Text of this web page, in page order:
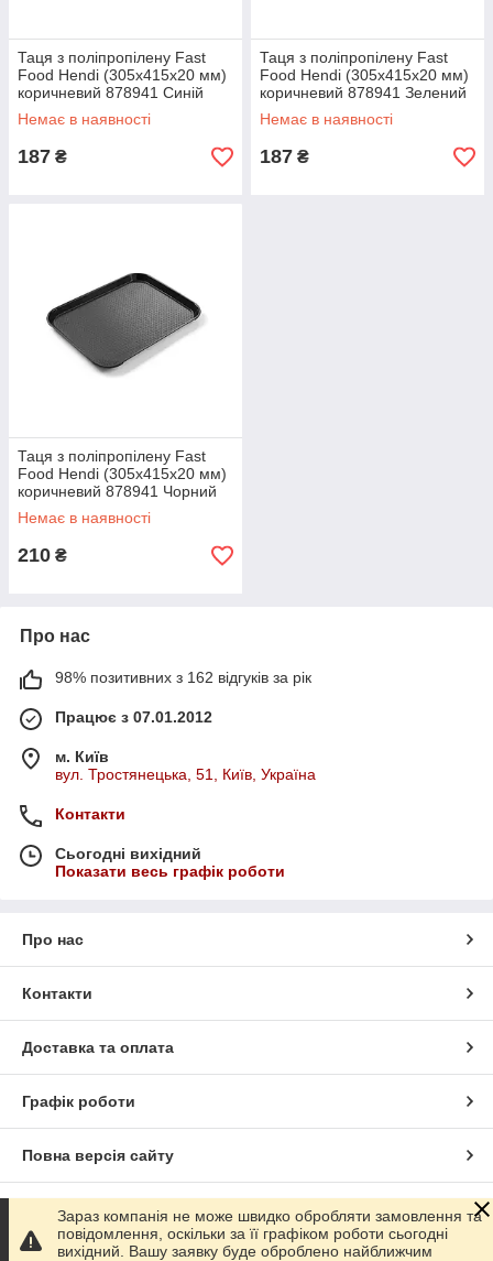
Таця з поліпропілену Fast
Food Hendi (305x415x20 мм)
коричневий 878941 Синій
Немає в наявності
187 ₴
Таця з поліпропілену Fast
Food Hendi (305x415x20 мм)
коричневий 878941 Зелений
Немає в наявності
187 ₴
Таця з поліпропілену Fast
Food Hendi (305x415x20 мм)
коричневий 878941 Чорний
Немає в наявності
210 ₴
Про нас
98% позитивних з 162 відгуків за рік
Працює з 07.01.2012
м. Київ
вул. Тростянецька, 51, Київ, Україна
Контакти
Сьогодні вихідний
Показати весь графік роботи
Про нас
Контакти
Доставка та оплата
Графік роботи
Повна версія сайту
Сайт створено на маркетплейсі Prom.ua
Зараз компанія не може швидко обробляти замовлення та
повідомлення, оскільки за її графіком роботи сьогодні
вихідний. Вашу заявку буде оброблено найближчим